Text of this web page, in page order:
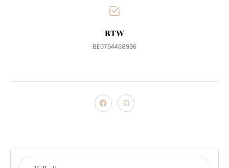
BTW
BE0794468996